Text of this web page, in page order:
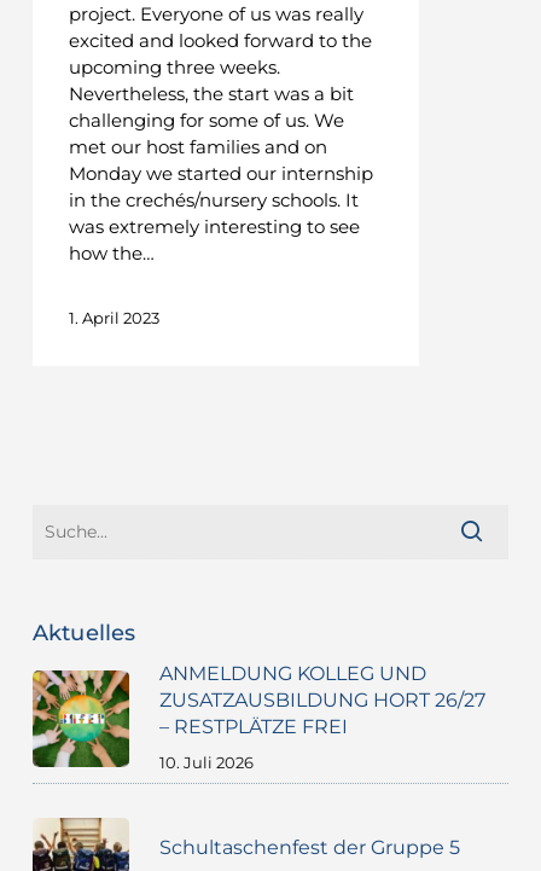
project. Everyone of us was really
excited and looked forward to the
upcoming three weeks.
Nevertheless, the start was a bit
challenging for some of us. We
met our host families and on
Monday we started our internship
in the crechés/nursery schools. It
was extremely interesting to see
how the…
1. April 2023
Aktuelles
ANMELDUNG KOLLEG UND
ZUSATZAUSBILDUNG HORT 26/27
– RESTPLÄTZE FREI
10. Juli 2026
Schultaschenfest der Gruppe 5